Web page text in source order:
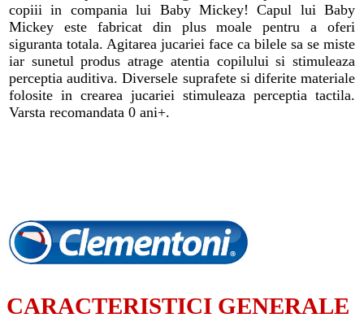
copiii in compania lui Baby Mickey! Capul lui Baby
Mickey este fabricat din plus moale pentru a oferi
siguranta totala. Agitarea jucariei face ca bilele sa se miste
iar sunetul produs atrage atentia copilului si stimuleaza
perceptia auditiva. Diversele suprafete si diferite materiale
folosite in crearea jucariei stimuleaza perceptia tactila.
Varsta recomandata 0 ani+.
CARACTERISTICI GENERALE